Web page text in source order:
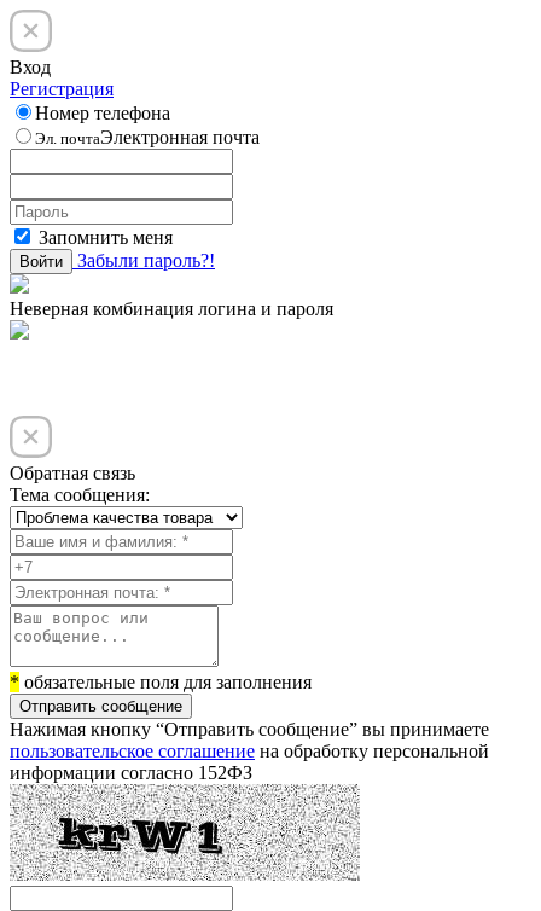
Вход
Регистрация
Номер телефона
Эл. почтаЭлектронная почта
Запомнить меня
Войти Забыли пароль?!
Неверная комбинация логина и пароля
Обратная связь
Тема сообщения:
* обязательные поля для заполнения
Отправить сообщение
Нажимая кнопку “Отправить сообщение” вы принимаете
пользовательское соглашение на обработку персональной
информации согласно 152ФЗ